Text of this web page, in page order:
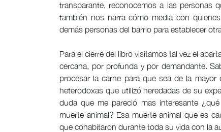
transparante, reconocemos a las personas
también nos narra cómo media con
demás personas del barrio para establecer
Para el cierre del libro visitamos tal vez el
cercana, por profunda y por demandante.
procesar la carne para que sea de la
heterodoxas que utilizó heredadas de su
duda que me pareció mas interesante
muerte animal? Esa muerte animal que es
que cohabitaron durante toda su vida con la